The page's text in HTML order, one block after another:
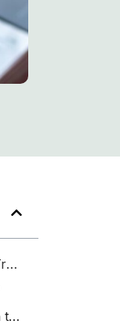
1. Tầm Quan Trọng của Truyền Thông Nội Bộ trong Việc Lan Tỏa Giá Trị Cốt Lõi
1.2. Vai trò của truyền thông nội bộ